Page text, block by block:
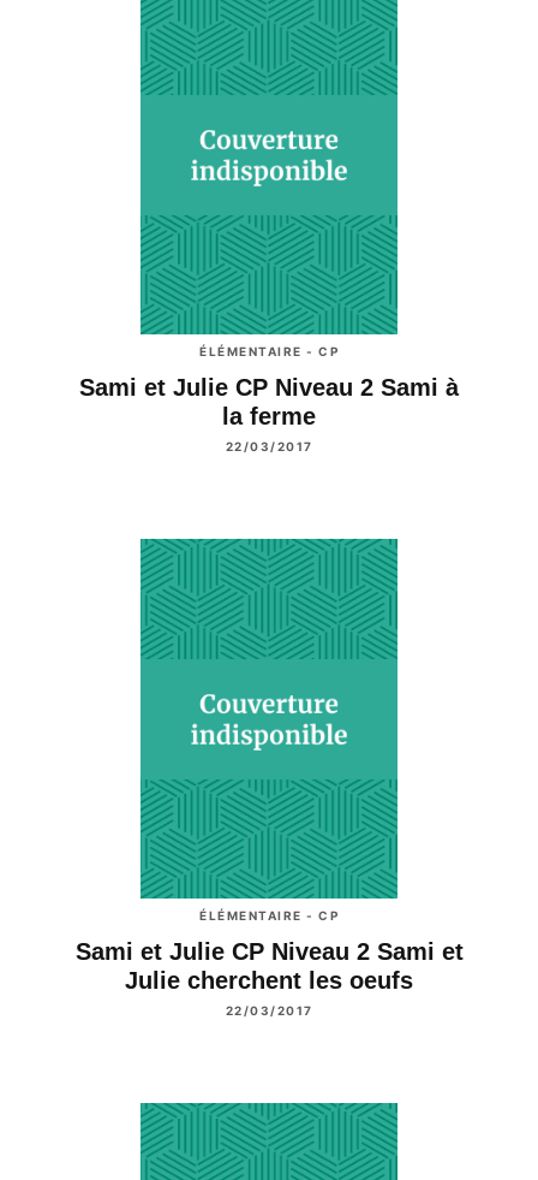
ÉLÉMENTAIRE - CP
Sami et Julie CP Niveau 2 Sami à
la ferme
22/03/2017
ÉLÉMENTAIRE - CP
Sami et Julie CP Niveau 2 Sami et
Julie cherchent les oeufs
22/03/2017